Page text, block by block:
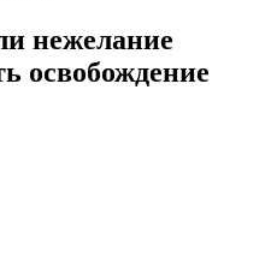
нежелание
освобождение